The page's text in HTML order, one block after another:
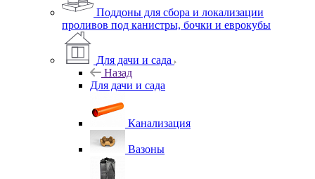
Поддоны для сбора и локализации
проливов под канистры, бочки и еврокубы
Для дачи и сада
Назад
Для дачи и сада
Канализация
Вазоны